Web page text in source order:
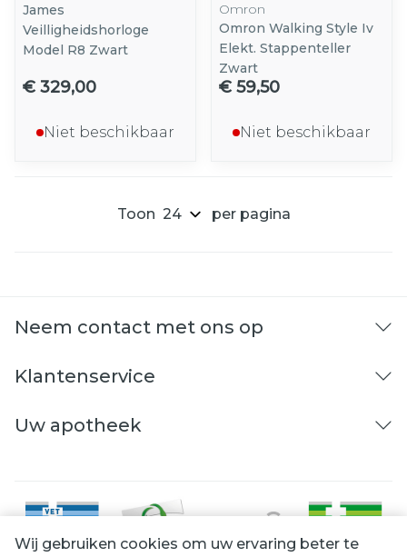
Wij gebruiken cookies om uw ervaring beter te
James
Veilligheidshorloge
Model R8 Zwart
€ 329,00
Niet beschikbaar
Omron
Omron Walking Style Iv
Elekt. Stappenteller
Zwart
€ 59,50
Niet beschikbaar
Toon per pagina
Neem contact met ons op
Klantenservice
Uw apotheek